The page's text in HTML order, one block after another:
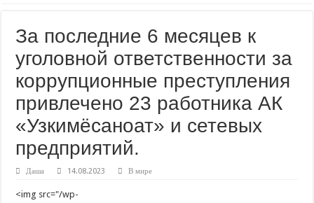
Эксперт рассказал о самых распространенных ошибках при оформлении
Спрос на технологическую инфраструктуру в Москве превышает
С нового учебного года в 35 школах Кубани запустят проект
В Краснодарском крае с начала года капитально отремонтировали 209
Важные правила обращения в вашу страховую компанию
В городах и районах Кубани отметили День России
Стартовал прием заявок на 20-й юбилейный молодежный форум «Регион 93»
За последние 6 месяцев к
уголовной ответственности за
коррупционные преступления
привлечено 23 работника АК
«Узкимёсаноат» и сетевых
предприятий.
Даша 14.08.2023 В мире
<img src="/wp-